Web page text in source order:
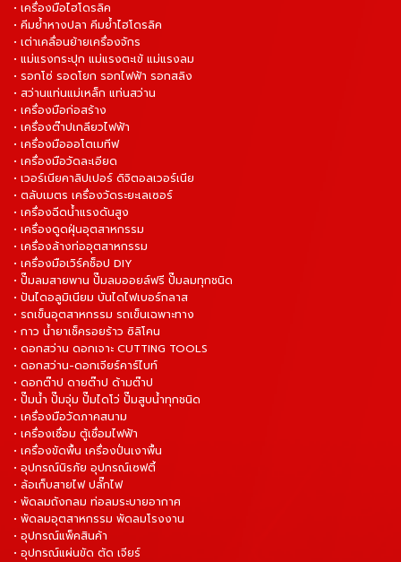
• เครื่องมือไฮโดรลิค
• คีมย้ำหางปลา คีมย้ำไฮโดรลิค
• เต่าเคลื่อนย้ายเครื่องจักร
• แม่แรงกระปุก แม่แรงตะเข้ แม่แรงลม
• รอกโซ่ รอดโยก รอกไฟฟ้า รอกสลิง
• สว่านแท่นแม่เหล็ก แท่นสว่าน
• เครื่องมือก่อสร้าง
• เครื่องต๊าปเกลียวไฟฟ้า
• เครื่องมือออโตเมทีฟ
• เครื่องมือวัดละเอียด
• เวอร์เนียคาลิปเปอร์ ดิจิตอลเวอร์เนีย
• ตลับเมตร เครื่องวัดระยะเลเซอร์
• เครื่องฉีดน้ำแรงดันสูง
• เครื่องดูดฝุ่นอุตสาหกรรม
• เครื่องล้างท่ออุตสาหกรรม
• เครื่องมือเวิร์คช็อป DIY
• ปั๊มลมสายพาน ปั๊มลมออยล์ฟรี ปั๊มลมทุกชนิด
• ปันไดอลูมิเนียม บันไดไฟเบอร์กลาส
• รถเข็นอุตสาหกรรม รถเข็นเฉพาะทาง
• กาว น้ำยาเช็ครอยร้าว ซิลิโคน
• ดอกสว่าน ดอกเจาะ CUTTING TOOLS
• ดอกสว่าน-ดอกเจียร์คาร์ไบท์
• ดอกต๊าป ดายต๊าป ด้ามต๊าป
• ปั๊มน้ำ ปั๊มจุ่ม ปั๊มไดโว่ ปั๊มสูบน้ำทุกชนิด
• เครื่องมือวัดภาคสนาม
• เครื่องเชื่อม ตู้เชื่อมไฟฟ้า
• เครื่องขัดพื้น เครื่องปั่นเงาพื้น
• อุปกรณ์นิรภัย อุปกรณ์เซฟตี้
• ล้อเก็บสายไฟ ปลั๊กไฟ
• พัดลมถังกลม ท่อลมระบายอากาศ
• พัดลมอุตสาหกรรม พัดลมโรงงาน
• อุปกรณ์แพ็คสินค้า
• อุปกรณ์แผ่นขัด ตัด เจียร์